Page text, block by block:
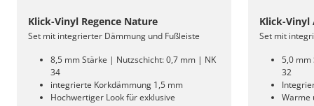
Klick-Vinyl Regence Nature
Set mit integrierter Dämmung und Fußleiste
8,5 mm Stärke | Nutzschicht: 0,7 mm | NK
34
integrierte Korkdämmung 1,5 mm
Hochwertiger Look für exklusive
Klick-Vinyl
Set mit
5,0 mm
32
Warme